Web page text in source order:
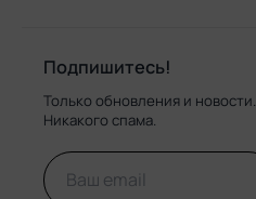
Подпишитесь!
Только обновления и новости.
Никакого спама.